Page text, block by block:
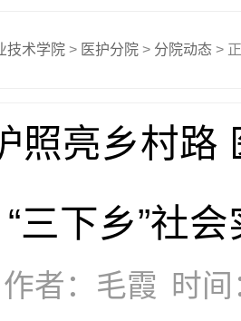
技术学院 > 医护分院 > 分院动态 >
照亮乡村
三下乡”社
作者：毛霞 时